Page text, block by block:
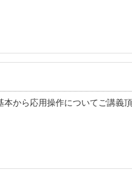
から応用操作についてご講義頂